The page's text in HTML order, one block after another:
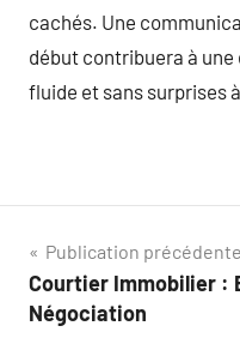
cachés. Une
début contribuera à
fluide et sans surprises
Navigation
de
Publication précédente
Courtier Immobilier :
Négociation